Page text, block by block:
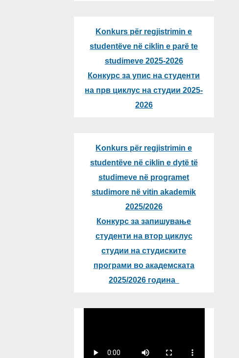
Konkurs për regjistrimin e
studentëve në ciklin e parë te
studimeve 2025-2026
Конкурс за упис на студенти
на прв циклус на студии 2025-
2026
Konkurs për regjistrimin e
studentëve në ciklin e dytë të
studimeve në programet
studimore në vitin akademik
2025/2026
Конкурс за запишување
студенти на втор циклус
студии на студиските
програми во академската
2025/2026 година